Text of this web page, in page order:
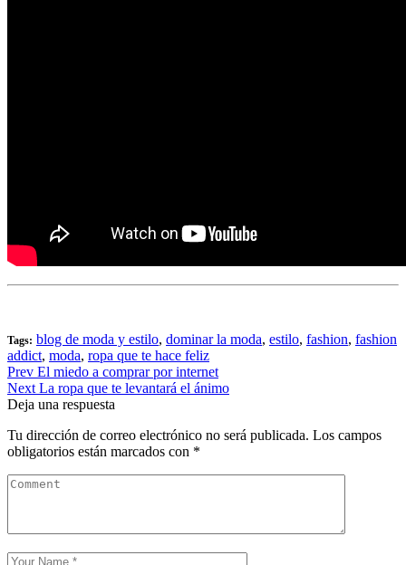
Tags: blog de moda y estilo, dominar la moda, estilo, fashion, fashion
addict, moda, ropa que te hace feliz
Navegación
de
entradas
Prev El miedo a comprar por internet
Next La ropa que te levantará el ánimo
Deja una respuesta
Tu dirección de correo electrónico no será publicada. Los campos
obligatorios están marcados con *